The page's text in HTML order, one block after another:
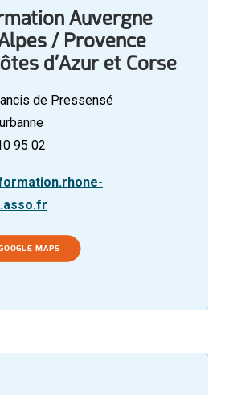
Auvergne
/ Provence
d’Azur et Corse
de Pressensé
95 02
MAPS